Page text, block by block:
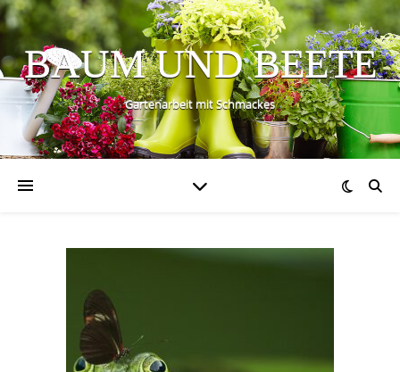
BAUM UND BEETE
Gartenarbeit mit Schmackes